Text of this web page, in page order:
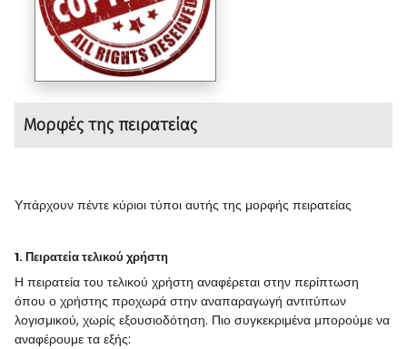
Μορφές της πειρατείας
Υπάρχουν πέντε κύριοι τύποι αυτής της μορφής πειρατείας
1. Πειρατεία τελικού χρήστη
Η πειρατεία του τελικού χρήστη αναφέρεται στην περίπτωση
όπου ο χρήστης προχωρά στην αναπαραγωγή αντιτύπων
λογισμικού, χωρίς εξουσιοδότηση. Πιο συγκεκριμένα μπορούμε να
αναφέρουμε τα εξής: